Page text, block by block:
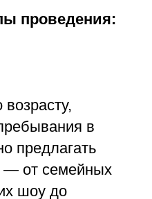
проведения:
в
предлагать
— от семейных
шоу до